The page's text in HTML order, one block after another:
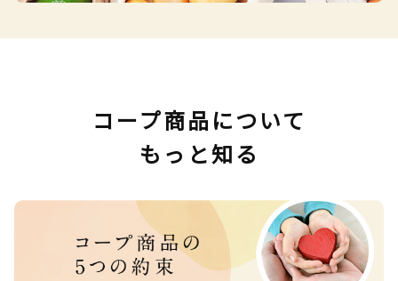
コープ商品について
もっと知る